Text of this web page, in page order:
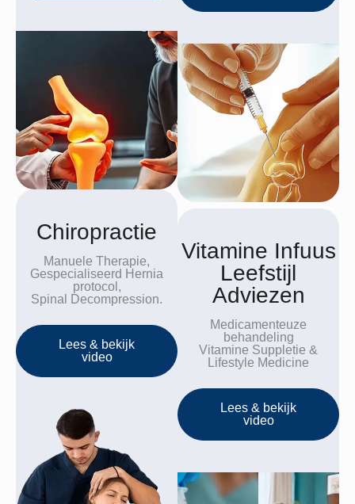
Chiropractie
Manuele Therapie,
Gespecialiseerd Hernia
protocol,
Spinal Decompression.
Lees & bekijk
video
Vitamine Infuus
Leefstijl
Adviezen
Medicamenteuze
behandeling
Vitamine Suppletie &
Lifestyle Medicine
Lees & bekijk
video